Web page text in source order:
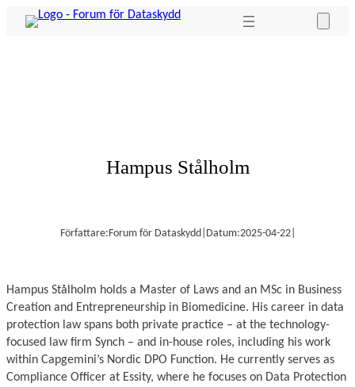
Hoppa
Hampus Stålholm
Författare:Forum för Dataskydd| Datum:2025-04-22|
Hampus Stålholm holds a Master of Laws and an MSc in Business
Creation and Entrepreneurship in Biomedicine. His career in data
protection law spans both private practice – at the technology-
focused law firm Synch – and in-house roles, including his work
within Capgemini’s Nordic DPO Function. He currently serves as
Compliance Officer at Essity, where he focuses on Data Protection